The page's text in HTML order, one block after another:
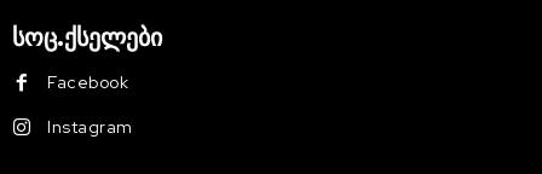
სოც.ქსელები
Facebook
Instagram